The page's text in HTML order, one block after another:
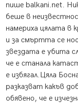
пише balkani.net.
беше в
намериха цялата в
и за смъртта се
звездата е убита
че е станала
е избягал.Цяла
разказват какъв
обявено, че е